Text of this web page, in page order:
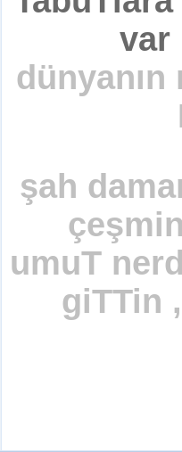
var
şah
umuT
giTTin